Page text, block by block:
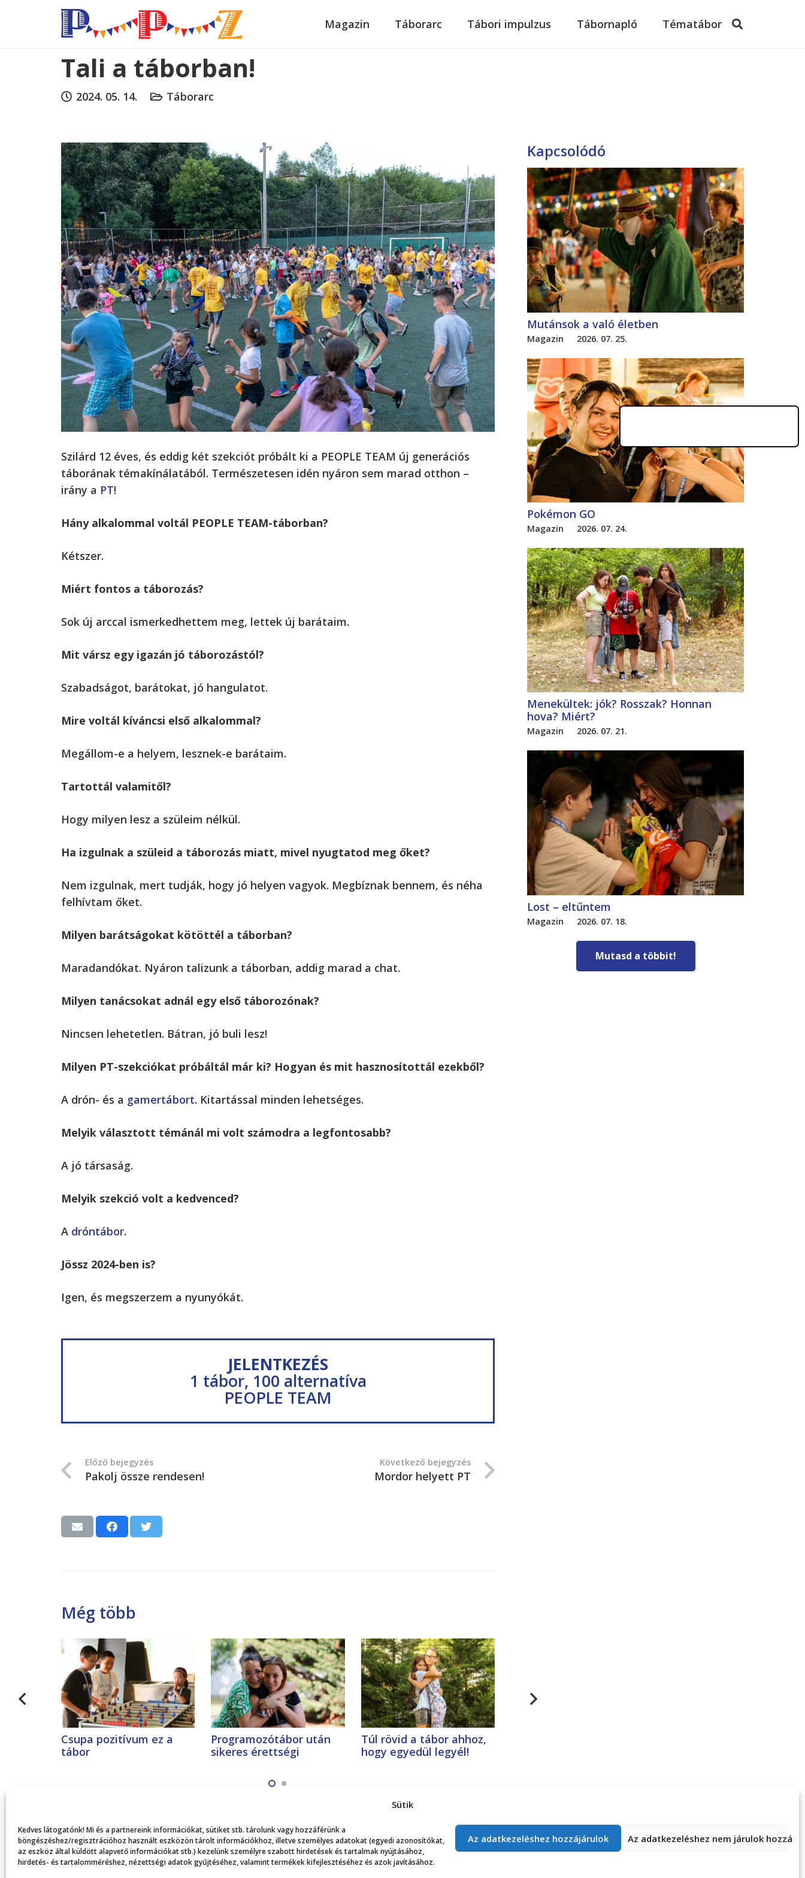
Sütik
Kedves látogatónk! Mi és a partnereink információkat, sütiket stb. tárolunk vagy hozzáférünk a
böngészéshez/regisztrációhoz használt eszközön tárolt információkhoz, illetve személyes adatokat (egyedi azonosítókat,
az eszköz által küldött alapvető információkat stb.) kezelünk személyre szabott hirdetések és tartalmak nyújtásához,
hirdetés- és tartalomméréshez, nézettségi adatok gyűjtéséhez, valamint termékek kifejlesztéséhez és azok javításához.
Az adatkezeléshez hozzájárulok Az adatkezeléshez nem járulok hozzá
Magazin Táborarc Tábori impulzus Tábornapló Tématábor
Tali a táborban!
2024. 05. 14. Táborarc
Szilárd 12 éves, és eddig két szekciót próbált ki a PEOPLE TEAM új generációs
táborának témakínálatából. Természetesen idén nyáron sem marad otthon –
irány a PT!
Hány alkalommal voltál PEOPLE TEAM-táborban?
Kétszer.
Miért fontos a táborozás?
Sok új arccal ismerkedhettem meg, lettek új barátaim.
Mit vársz egy igazán jó táborozástól?
Szabadságot, barátokat, jó hangulatot.
Mire voltál kíváncsi első alkalommal?
Megállom-e a helyem, lesznek-e barátaim.
Tartottál valamitől?
Hogy milyen lesz a szüleim nélkül.
Ha izgulnak a szüleid a táborozás miatt, mivel nyugtatod meg őket?
Nem izgulnak, mert tudják, hogy jó helyen vagyok. Megbíznak bennem, és néha
felhívtam őket.
Milyen barátságokat kötöttél a táborban?
Maradandókat. Nyáron talizunk a táborban, addig marad a chat.
Milyen tanácsokat adnál egy első táborozónak?
Nincsen lehetetlen. Bátran, jó buli lesz!
Milyen PT-szekciókat próbáltál már ki? Hogyan és mit hasznosítottál ezekből?
A drón- és a gamertábort. Kitartással minden lehetséges.
Melyik választott témánál mi volt számodra a legfontosabb?
A jó társaság.
Melyik szekció volt a kedvenced?
A dróntábor.
Jössz 2024-ben is?
Igen, és megszerzem a nyunyókát.
JELENTKEZÉS
1 tábor, 100 alternatíva
PEOPLE TEAM
Előző bejegyzés
Pakolj össze rendesen!
Következő bejegyzés
Mordor helyett PT
Kapcsolódó
Mutánsok a való életben
Magazin 2026. 07. 25.
Pokémon GO
Magazin 2026. 07. 24.
Menekültek: jók? Rosszak? Honnan
hova? Miért?
Magazin 2026. 07. 21.
Lost – eltűntem
Magazin 2026. 07. 18.
Mutasd a többit!
Még több
Csupa pozitívum ez a
tábor
Programozótábor után
sikeres érettségi
Túl rövid a tábor ahhoz,
hogy egyedül legyél!